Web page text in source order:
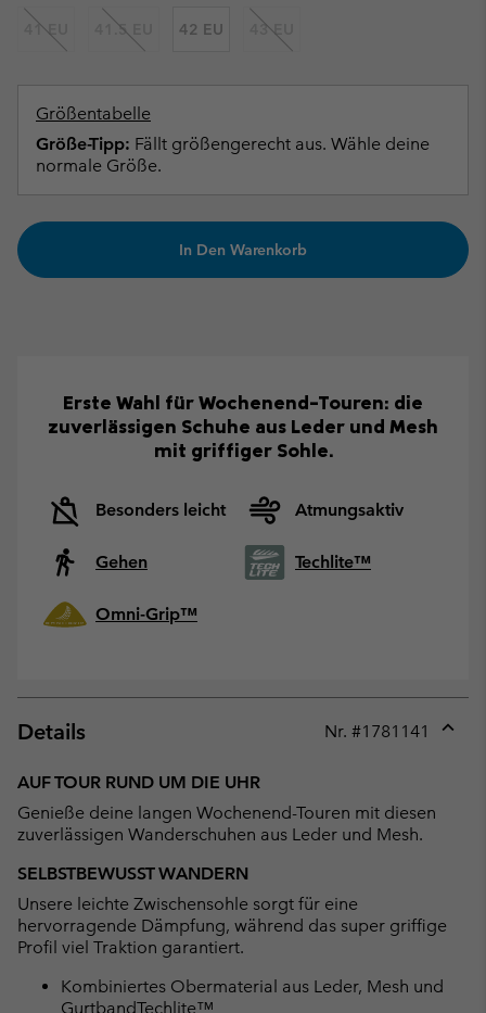
41 EU 41.5 EU 42 EU 43 EU
Größentabelle
Größe-Tipp: Fällt größengerecht aus. Wähle deine
normale Größe.
In Den Warenkorb
Erste Wahl für Wochenend-Touren: die
zuverlässigen Schuhe aus Leder und Mesh
mit griffiger Sohle.
Besonders leicht Atmungsaktiv
Gehen Techlite™
Omni-Grip™
Details Nr. #1781141
AUF TOUR RUND UM DIE UHR
Genieße deine langen Wochenend-Touren mit diesen
zuverlässigen Wanderschuhen aus Leder und Mesh.
SELBSTBEWUSST WANDERN
Unsere leichte Zwischensohle sorgt für eine
hervorragende Dämpfung, während das super griffige
Profil viel Traktion garantiert.
Kombiniertes Obermaterial aus Leder, Mesh und
GurtbandTechlite™